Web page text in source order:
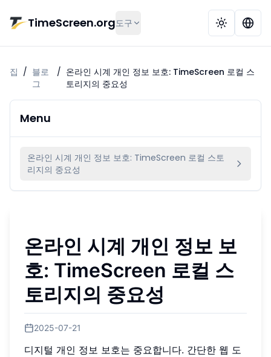
TimeScreen.org도구
집 / 블로
그
/ 온라인 시계 개인 정보 보호: TimeScreen 로컬 스
토리지의 중요성
Menu
온라인 시계 개인 정보 보호: TimeScreen 로컬 스토
리지의 중요성
온라인 시계 개인 정보 보
호: TimeScreen 로컬 스
토리지의 중요성
2025-07-21
디지털 개인 정보 보호는 중요합니다. 간단한 웹 도